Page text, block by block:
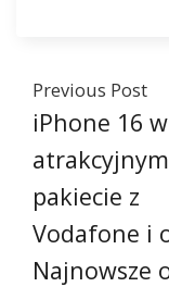
Previous Post
iPhone 16 w
atrakcyjnym
pakiecie z
Vodafone i
Najnowsze